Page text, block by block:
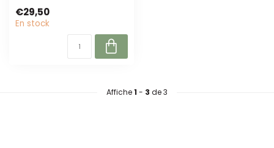
bouquets de m...
€29,50
En stock
Affiche1 - 3 de 3